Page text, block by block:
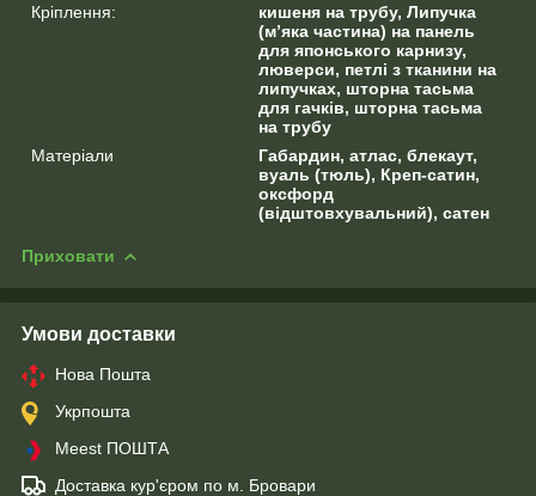
Кріплення:
кишеня на трубу, Липучка
(м’яка частина) на панель
для японського карнизу,
люверси, петлі з тканини на
липучках, шторна тасьма
для гачків, шторна тасьма
на трубу
Матеріали
Габардин, атлас, блекаут,
вуаль (тюль), Креп-сатин,
оксфорд
(відштовхувальний), сатен
Приховати
Умови доставки
Нова Пошта
Укрпошта
Meest ПОШТА
Доставка кур'єром по м. Бровари